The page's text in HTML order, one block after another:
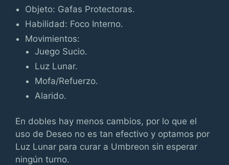
Objeto: Gafas Protectoras.
Habilidad: Foco Interno.
Movimientos:
Juego Sucio.
Luz Lunar.
Mofa/Refuerzo.
Alarido.
En dobles hay menos cambios, por lo que el
uso de Deseo no es tan efectivo y optamos por
Luz Lunar para curar a Umbreon sin esperar
ningún turno.